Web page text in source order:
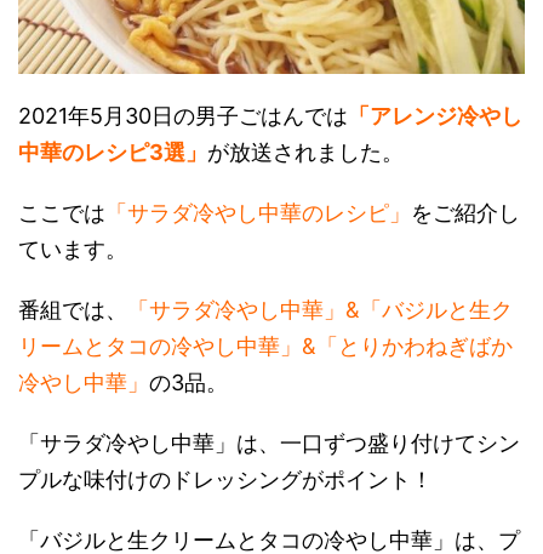
2021年5月30日の男子ごはんでは 「アレンジ冷やし
中華のレシピ3選」 が放送されました。
ここでは 「サラダ冷やし中華のレシピ」 をご紹介し
ています。
番組では、
「サラダ冷やし中華」&「バジルと生ク
リームとタコの冷やし中華」&「とりかわねぎばか
冷やし中華」 の3品。
「サラダ冷やし中華」は、一口ずつ盛り付けてシン
プルな味付けのドレッシングがポイント！
「バジルと生クリームとタコの冷やし中華」は、プ